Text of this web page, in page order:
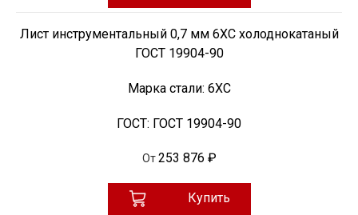
Лист инструментальный 0,7 мм 6ХС холоднокатаный
ГОСТ 19904-90
Марка стали: 6ХС
ГОСТ: ГОСТ 19904-90
От 253 876 ₽
Купить